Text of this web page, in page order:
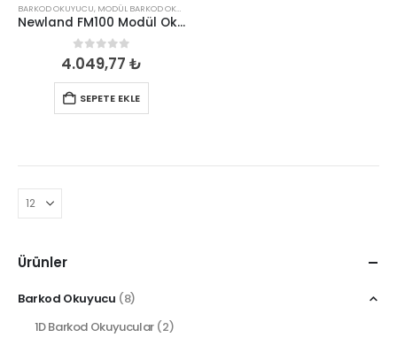
BARKOD OKUYUCU, MODÜL BARKOD OKUYUCULAR
Newland FM100 Modül Okuyucu (1D)
0out of 5
4.049,77 ₺
SEPETE EKLE
Ürünler
Barkod Okuyucu (8)
1D Barkod Okuyucular (2)